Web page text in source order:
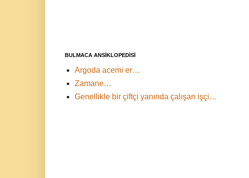
BULMACA ANSİKLOPEDİSİ
Argoda acemi er…
Zamane…
Genellikle bir çiftçi yanında çalışan işçi…